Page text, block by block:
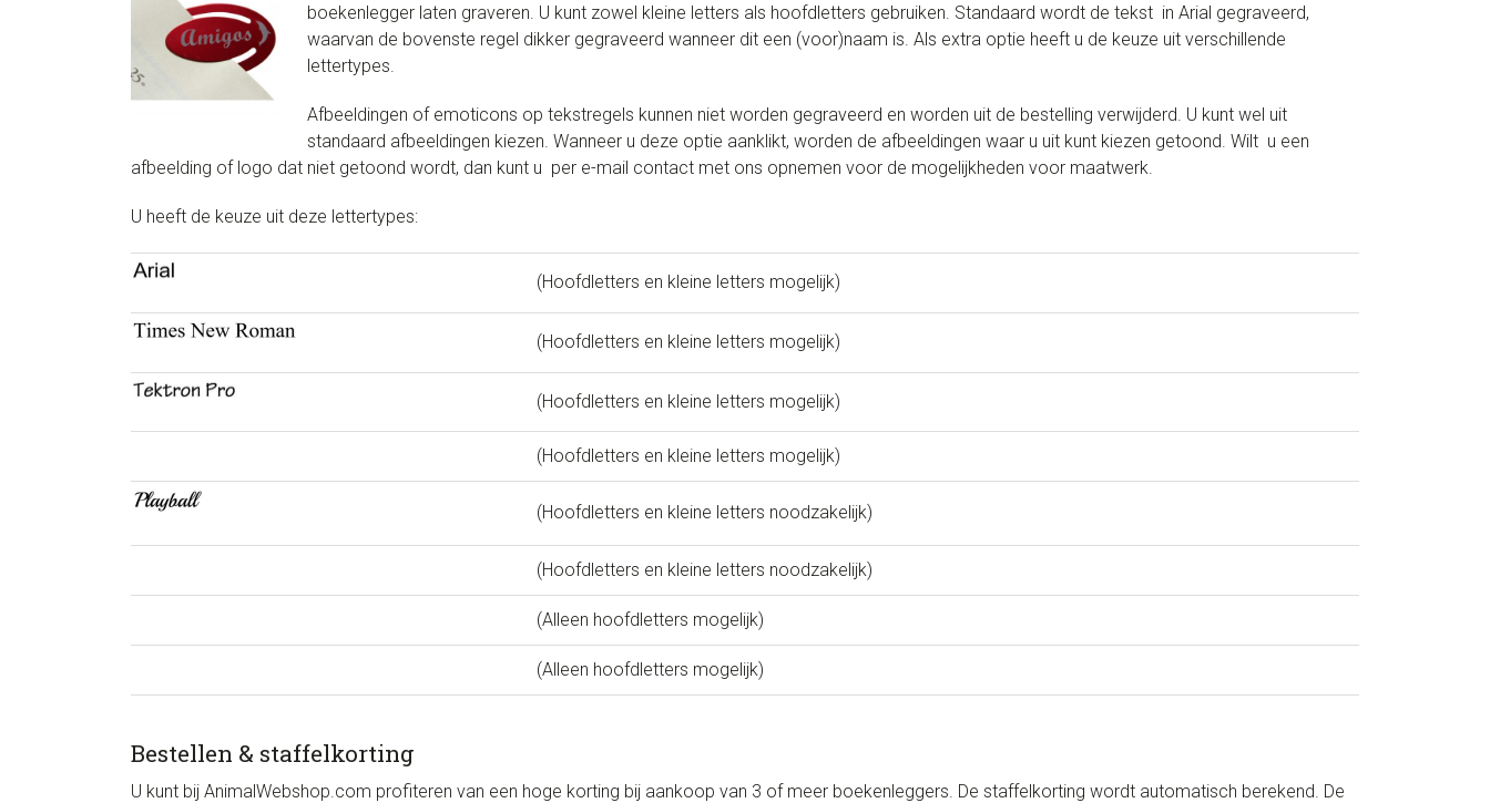
boekenlegger laten graveren. U kunt zowel kleine letters als hoofdletters gebruiken. Standaard wordt de tekst in Arial gegraveerd,
waarvan de bovenste regel dikker gegraveerd wanneer dit een (voor)naam is. Als extra optie heeft u de keuze uit verschillende
lettertypes.
Afbeeldingen of emoticons op tekstregels kunnen niet worden gegraveerd en worden uit de bestelling verwijderd. U kunt wel uit
standaard afbeeldingen kiezen. Wanneer u deze optie aanklikt, worden de afbeeldingen waar u uit kunt kiezen getoond. Wilt u een
afbeelding of logo dat niet getoond wordt, dan kunt u per e-mail contact met ons opnemen voor de mogelijkheden voor maatwerk.
U heeft de keuze uit deze lettertypes:
(Hoofdletters en kleine letters mogelijk)
(Hoofdletters en kleine letters mogelijk)
(Hoofdletters en kleine letters mogelijk)
(Hoofdletters en kleine letters mogelijk)
(Hoofdletters en kleine letters noodzakelijk)
(Hoofdletters en kleine letters noodzakelijk)
(Alleen hoofdletters mogelijk)
(Alleen hoofdletters mogelijk)
Bestellen & staffelkorting
U kunt bij AnimalWebshop.com profiteren van een hoge korting bij aankoop van 3 of meer boekenleggers. De staffelkorting wordt automatisch berekend. De